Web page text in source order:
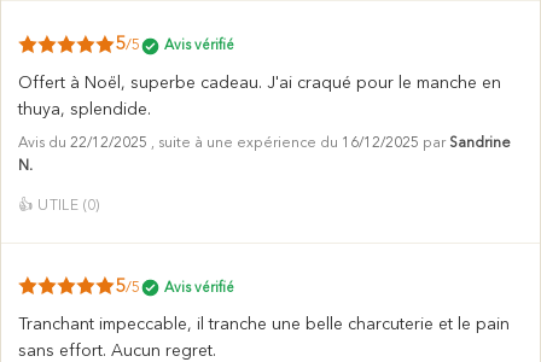
5/5 Avis vérifié
Offert à Noël, superbe cadeau. J'ai craqué pour le manche en
thuya, splendide.
Avis du 22/12/2025 , suite à une expérience du 16/12/2025 par Sandrine
N.
👍 UTILE (0)
5/5 Avis vérifié
Tranchant impeccable, il tranche une belle charcuterie et le pain
sans effort. Aucun regret.